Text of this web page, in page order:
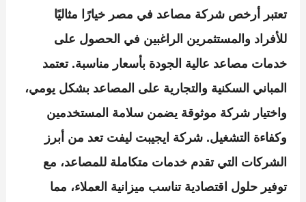
تعتبر أرخص شركة مصاعد في مصر خيارًا مثاليًا
للأفراد والمستثمرين الراغبين في الحصول على
خدمات مصاعد عالية الجودة بأسعار مناسبة. تعتمد
المباني السكنية والتجارية على المصاعد بشكل يومي،
واختيار شركة موثوقة يضمن سلامة المستخدمين
وكفاءة التشغيل. شركة ايجيبت ليفت تعد من أبرز
الشركات التي تقدم خدمات متكاملة للمصاعد، مع
توفير حلول اقتصادية تناسب ميزانية العملاء، مما